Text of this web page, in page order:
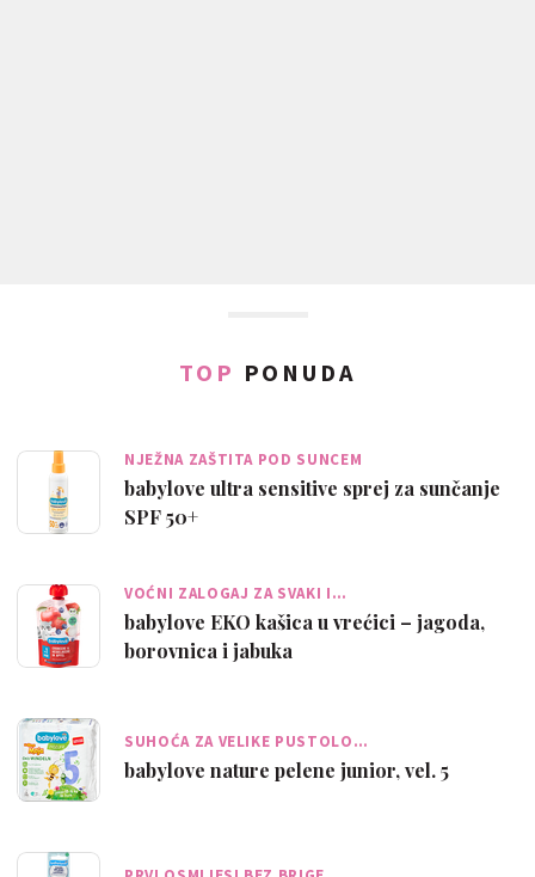
TOP PONUDA
NJEŽNA ZAŠTITA POD SUNCEM
babylove ultra sensitive sprej za sunčanje
SPF 50+
VOĆNI ZALOGAJ ZA SVAKI I…
babylove EKO kašica u vrećici – jagoda,
borovnica i jabuka
SUHOĆA ZA VELIKE PUSTOLO…
babylove nature pelene junior, vel. 5